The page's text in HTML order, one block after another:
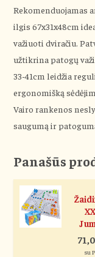
Rekomenduojamas
ilgis 67x31x48cm
važiuoti dviračiu.
užtikrina patogų
33-41cm leidžia
ergonomišką
Vairo rankenos
saugumą ir
Panašūs
su